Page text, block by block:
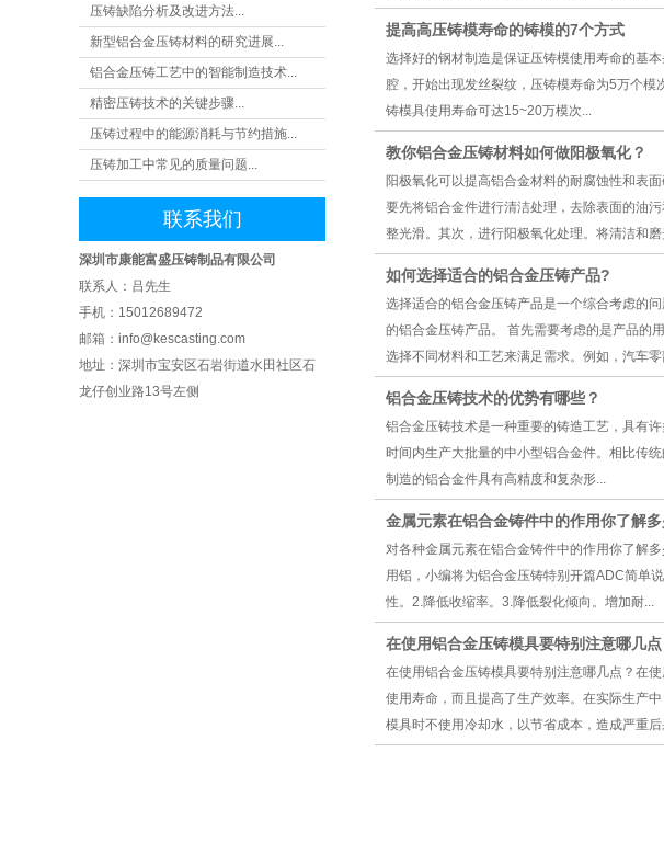
压铸缺陷分析及改进方法...
新型铝合金压铸材料的研究进展...
铝合金压铸工艺中的智能制造技术...
精密压铸技术的关键步骤...
压铸过程中的能源消耗与节约措施...
压铸加工中常见的质量问题...
联系我们
深圳市康能富盛压铸制品有限公司
联系人：吕先生
手机：15012689472
邮箱：info@kescasting.com
地址：深圳市宝安区石岩街道水田社区 石
龙仔创业路13号左侧
提高高压铸模寿命的铸模的7个方式
选择好的钢材制造是保证压铸模使用寿命的基
腔，开始出现发丝裂纹，压铸模寿命为5万个
铸模具使用寿命可达15~20万模次...
教你铝合金压铸材料如何做阳极氧化？
阳极氧化可以提高铝合金材料的耐腐蚀性和表
要先将铝合金件进行清洁处理，去除表面的油
整光滑。其次，进行阳极氧化处理。将清洁和
如何选择适合的铝合金压铸产品?
选择适合的铝合金压铸产品是一个综合考虑的
的铝合金压铸产品。 首先需要考虑的是产品的
选择不同材料和工艺来满足需求。例如，汽车
铝合金压铸技术的优势有哪些？
铝合金压铸技术是一种重要的铸造工艺，具有
时间内生产大批量的中小型铝合金件。相比传
制造的铝合金件具有高精度和复杂形...
金属元素在铝合金铸件中的作用你了解多
对各种金属元素在铝合金铸件中的作用你了解
用铝，小编将为铝合金压铸特别开篇ADC简单
性。2.降低收缩率。3.降低裂化倾向。增加耐...
在使用铝合金压铸模具要特别注意哪几点
在使用铝合金压铸模具要特别注意哪几点？在
使用寿命，而且提高了生产效率。在实际生产
模具时不使用冷却水，以节省成本，造成严重